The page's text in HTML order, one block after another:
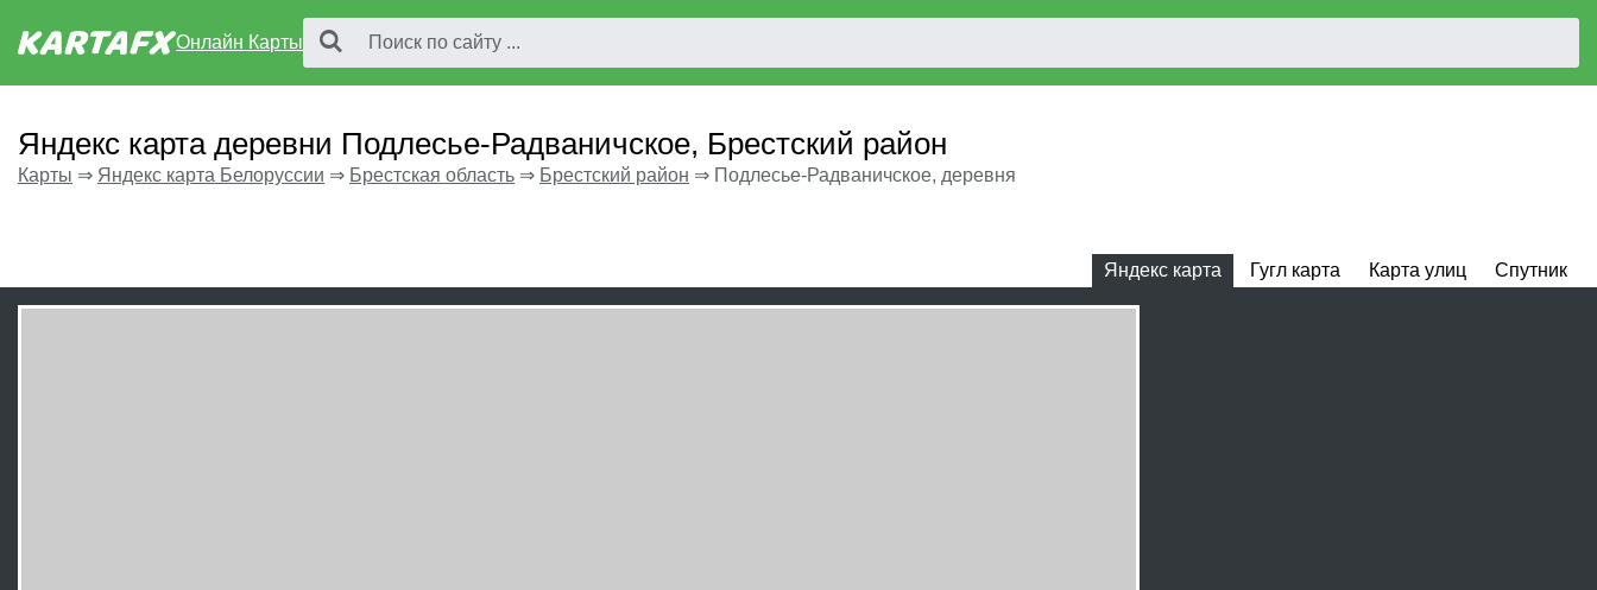
Онлайн Карты
Яндекс карта деревни Подлесье-Радваничское, Брестский район
Карты ⇒ Яндекс карта Белоруссии ⇒ Брестская область ⇒ Брестский район ⇒ Подлесье-Радваничское, деревня
Яндекс карта Гугл карта Карта улиц Спутник